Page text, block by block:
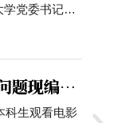
党委书记李
清时。不过
单纯不笑
题现编辑
科生观看电影